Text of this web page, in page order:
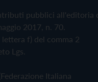
pubblici all'editoria
2017, n. 70.
lettera f) del comma 2
Lgs.
Italiana